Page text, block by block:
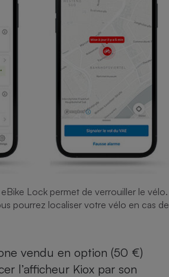
eBike Lock permet de verrouiller le vélo.
pourrez localiser votre vélo en cas de
vendu en option (50 €)
l’afficheur Kiox par son